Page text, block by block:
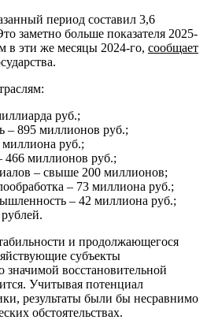
период составил 3,6
заметно больше показателя 2025-
в эти же месяцы 2024-го, сообщает
руб.;
– 895 миллионов руб.;
миллиона руб.;
466 миллионов руб.;
– свыше 200 миллионов;
– 73 миллиона руб.;
– 42 миллиона руб.;
и продолжающегося
субъекты
значимой восстановительной
Учитывая потенциал
результаты были бы несравнимо
обстоятельствах.